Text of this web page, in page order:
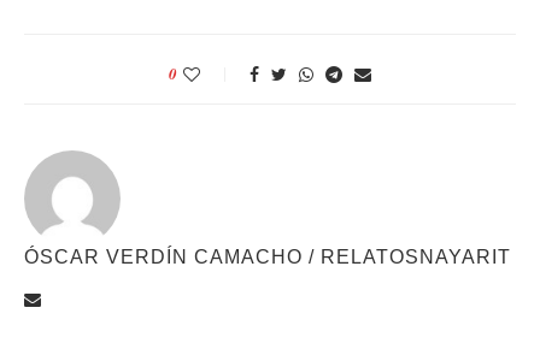
0
ÓSCAR VERDÍN CAMACHO / RELATOSNAYARIT